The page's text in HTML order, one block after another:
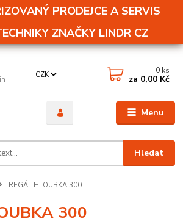
PRODEJCE A SERVIS
ZNAČKY LINDR CZ
Menu
CZK
Hledat
0 ks
za 0,00 Kč
REGÁL HLOUBKA 300
300